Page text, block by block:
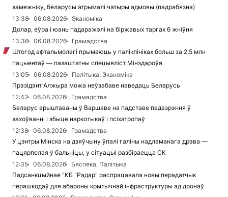
замежніку, беларусы атрымалі чатыры адмовы (падрабязна)
13:38
06.08.2026
Эканоміка
Долар, еўра і юань падаражэлі на біржавых таргах 6 жніўня
13:36
06.08.2026
Грамадства
Штогод афтальмолагі прымаюць у паліклініках больш за 2,5 млн
пацыентаў — пазаштатны спецыяліст Мінздароўя
13:05
06.08.2026
Палітыка, Эканоміка
Прэзідэнт Алжыра можа неўзабаве наведаць Беларусь
12:42
06.08.2026
Грамадства
Беларус арыштаваны ў Варшаве на падставе падазрэння ў
захоўванні і збыце наркотыкаў і псіхатропаў
12:38
06.08.2026
Грамадства
У цэнтры Мінска на дзяўчыну ўпалі галіны надламанага дрэва —
пацярпелая ў бальніцы, у сітуацыі разбіраецца СК
12:35
06.08.2026
Бяспека, Палітыка
Падсанкцыйнае "КБ "Радар" распрацавала новы перадатчык
перашкодаў для абароны крытычнай інфраструктуры ад дронаў